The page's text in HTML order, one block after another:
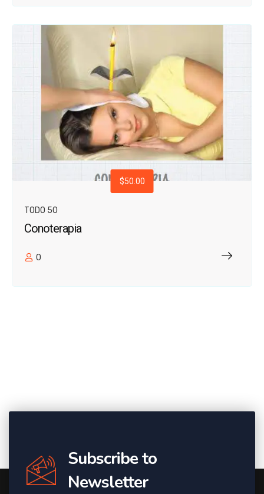
$50.00
TODO 50
Conoterapia
0
Subscribe to
Newsletter